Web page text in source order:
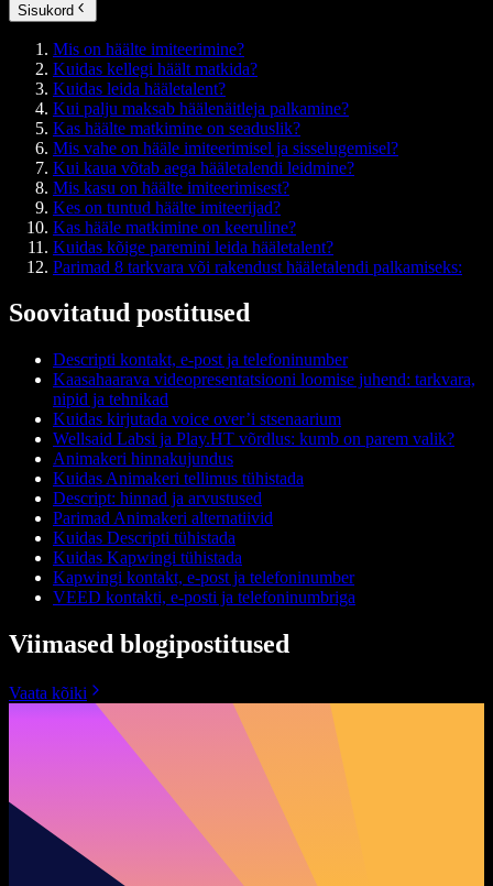
Sisukord
Mis on häälte imiteerimine?
Kuidas kellegi häält matkida?
Kuidas leida hääletalent?
Kui palju maksab häälenäitleja palkamine?
Kas häälte matkimine on seaduslik?
Mis vahe on hääle imiteerimisel ja sisselugemisel?
Kui kaua võtab aega hääletalendi leidmine?
Mis kasu on häälte imiteerimisest?
Kes on tuntud häälte imiteerijad?
Kas hääle matkimine on keeruline?
Kuidas kõige paremini leida hääletalent?
Parimad 8 tarkvara või rakendust hääletalendi palkamiseks:
Soovitatud postitused
Descripti kontakt, e-post ja telefoninumber
Kaasahaarava videopresentatsiooni loomise juhend: tarkvara,
nipid ja tehnikad
Kuidas kirjutada voice over’i stsenaarium
Wellsaid Labsi ja Play.HT võrdlus: kumb on parem valik?
Animakeri hinnakujundus
Kuidas Animakeri tellimus tühistada
Descript: hinnad ja arvustused
Parimad Animakeri alternatiivid
Kuidas Descripti tühistada
Kuidas Kapwingi tühistada
Kapwingi kontakt, e-post ja telefoninumber
VEED kontakti, e-posti ja telefoninumbriga
Viimased blogipostitused
Vaata kõiki